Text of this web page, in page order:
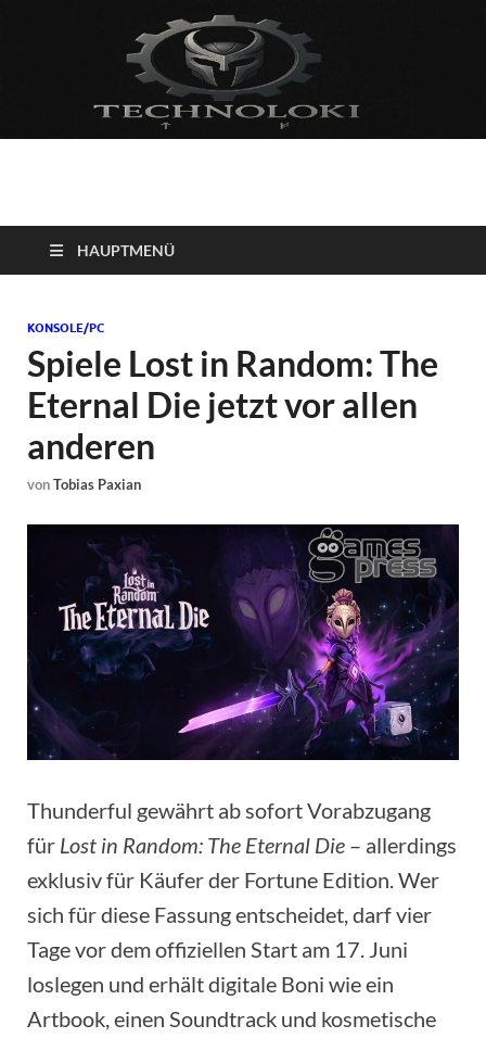
Technoloki: Gaming
und Entertainment
News
Blockbuster, Indie-Perlen und Retro-Klassiker.
HAUPTMENÜ
KONSOLE/PC
Spiele Lost in Random: The
Eternal Die jetzt vor allen
anderen
vonTobias Paxian
Thunderful gewährt ab sofort Vorabzugang
für Lost in Random: The Eternal Die – allerdings
exklusiv für Käufer der Fortune Edition. Wer
sich für diese Fassung entscheidet, darf vier
Tage vor dem offiziellen Start am 17. Juni
loslegen und erhält digitale Boni wie ein
Artbook, einen Soundtrack und kosmetische